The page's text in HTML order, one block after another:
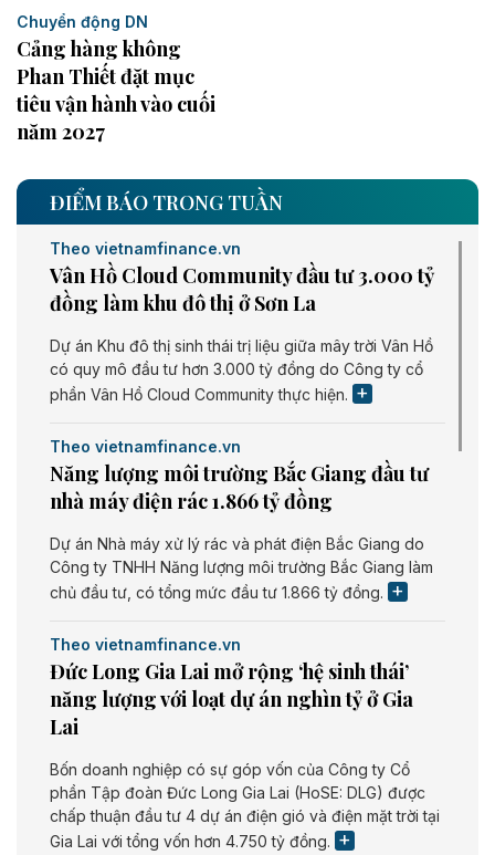
Chuyển động DN
Cảng hàng không
Phan Thiết đặt mục
tiêu vận hành vào cuối
năm 2027
ĐIỂM BÁO TRONG TUẦN
Theo vietnamfinance.vn
Vân Hồ Cloud Community đầu tư 3.000 tỷ
đồng làm khu đô thị ở Sơn La
Dự án Khu đô thị sinh thái trị liệu giữa mây trời Vân Hồ
có quy mô đầu tư hơn 3.000 tỷ đồng do Công ty cổ
phần Vân Hồ Cloud Community thực hiện.
Theo vietnamfinance.vn
Năng lượng môi trường Bắc Giang đầu tư
nhà máy điện rác 1.866 tỷ đồng
Dự án Nhà máy xử lý rác và phát điện Bắc Giang do
Công ty TNHH Năng lượng môi trường Bắc Giang làm
chủ đầu tư, có tổng mức đầu tư 1.866 tỷ đồng.
Theo vietnamfinance.vn
Đức Long Gia Lai mở rộng ‘hệ sinh thái’
năng lượng với loạt dự án nghìn tỷ ở Gia
Lai
Bốn doanh nghiệp có sự góp vốn của Công ty Cổ
phần Tập đoàn Đức Long Gia Lai (HoSE: DLG) được
chấp thuận đầu tư 4 dự án điện gió và điện mặt trời tại
Gia Lai với tổng vốn hơn 4.750 tỷ đồng.